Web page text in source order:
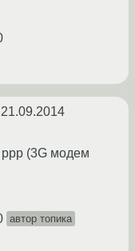
21.09.2014
ppp (3G модем
автор топика